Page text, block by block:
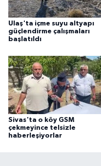
Ulaş'ta içme suyu altyapı
güçlendirme çalışmaları
başlatıldı
Sivas'ta o köy GSM
çekmeyince telsizle
haberleşiyorlar